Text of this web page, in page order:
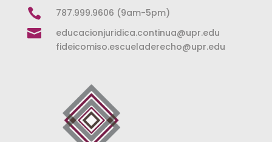
 787.999.9606 (9am-5pm)

educacionjuridica.continua@upr.edu
fideicomiso.escueladerecho@upr.edu